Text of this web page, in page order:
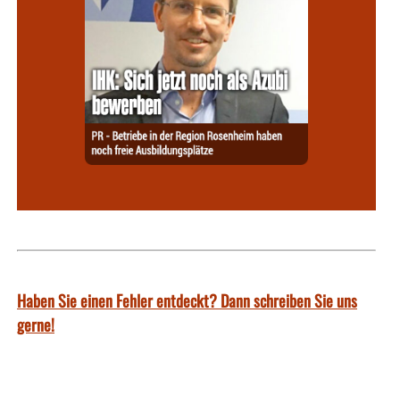
Haben Sie einen Fehler entdeckt? Dann schreiben Sie uns
gerne!